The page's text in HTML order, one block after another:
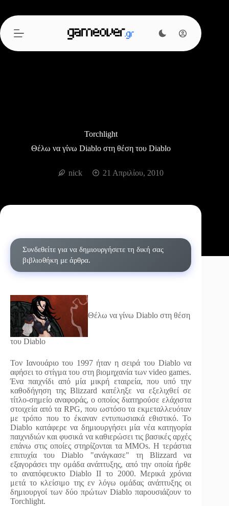
περιεχόμενο
Torchlight
Θέλω να γίνω Diablo στη θέση του Diablo
nick 21 Απριλίου, 2010
Συνδεθείτε για να δημιουργήσετε τη δική σας
βιβλιοθήκη με άρθρα.
Θέλω να γίνω Diablo στη θέση
του Diablo
Τον Ιανουάριο του 1997 ήταν η σειρά του Diablo να
αφήσει το στίγμα του στη βιομηχανία των video games.
Ένα παιχνίδι από μία μικρή εταιρεία, που υπό την
καθοδήγηση της Blizzard κατέληξε να εξελιχθεί σε
τίτλο-σημείο αναφοράς, ο οποίος διατηρούσε ελάχιστα
στοιχεία από τα RPG, που ωστόσο τα εκμεταλλευόταν
με τρόπο που το έκαναν εντυπωσιακά εθιστικό. Το
Diablo κατάφερε να δημιουργήσει μία νέα κατηγορία
παιχνιδιών και φυσικά να καθιερώσει τις βασικές αρχές
επάνω στις οποίες στηρίζονται τα MMOs. Η τεράστια
επιτυχία του Diablo "ανάγκασε" τη Blizzard να
εξαγοράσει την ομάδα ανάπτυξης, από την οποία ήρθε
το αναπόφευκτο Diablo II το 2000. Μερικά χρόνια
μετά το κλείσιμο της εν λόγω ομάδας ανάπτυξης οι
δημιουργοί των δύο πρώτων Diablo παρουσιάζουν το
Torchlight.